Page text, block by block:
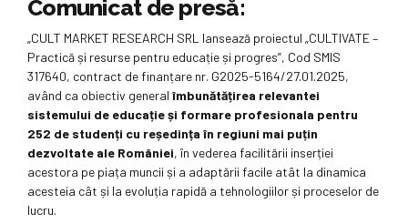
Comunicat de presă:
„CULT MARKET RESEARCH SRL lansează proiectul „CULTIVATE –
Practică și resurse pentru educație și progres”, Cod SMIS
317640, contract de finanțare nr. G2025-5164/27.01.2025,
având ca obiectiv general îmbunătățirea relevantei
sistemului de educație și formare profesionala pentru
252 de studenți cu reședința în regiuni mai puțin
dezvoltate ale României, în vederea facilitării inserției
acestora pe piața muncii și a adaptării facile atât la dinamica
acesteia cât și la evoluția rapidă a tehnologiilor și proceselor de
lucru.